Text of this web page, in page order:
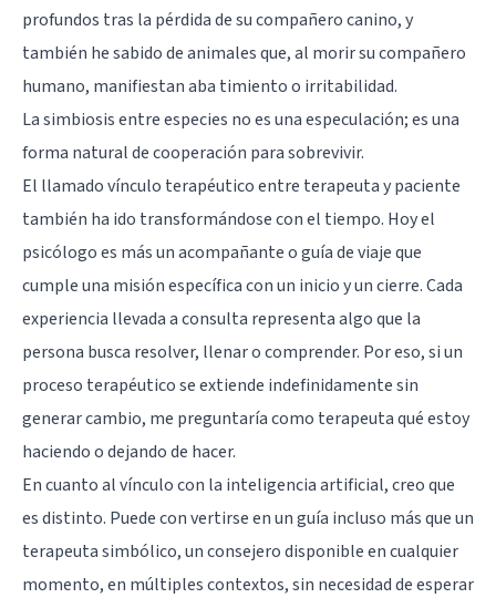
profundos tras la pérdida de su compañero canino, y
también he sabido de animales que, al morir su compañero
humano, manifiestan aba timiento o irritabilidad.
La simbiosis entre especies no es una especulación; es una
forma natural de cooperación para sobrevivir.
El llamado vínculo terapéutico entre terapeuta y paciente
también ha ido transformándose con el tiempo. Hoy el
psicólogo es más un acompañante o guía de viaje que
cumple una misión específica con un inicio y un cierre. Cada
experiencia llevada a consulta representa algo que la
persona busca resolver, llenar o comprender. Por eso, si un
proceso terapéutico se extiende indefinidamente sin
generar cambio, me preguntaría como terapeuta qué estoy
haciendo o dejando de hacer.
En cuanto al vínculo con la inteligencia artificial, creo que
es distinto. Puede con vertirse en un guía incluso más que un
terapeuta simbólico, un consejero disponible en cualquier
momento, en múltiples contextos, sin necesidad de esperar